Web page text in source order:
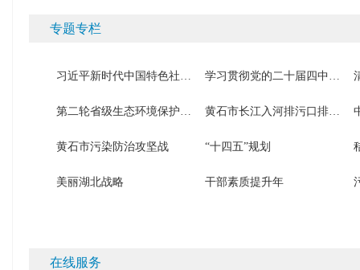
专题专栏
习近平新时代中国特色社会主义思想宣传专栏 学习贯彻党的二十届四中全会精神
第二轮省级生态环境保护督察 黄石市长江入河排污口排查整治工作
黄石市污染防治攻坚战 “十四五”规划
美丽湖北战略 干部素质提升年
在线服务